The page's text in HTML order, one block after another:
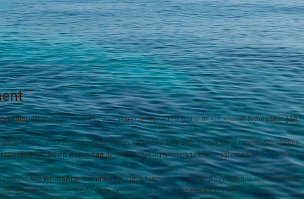
19 januari gaan wij weer met een groep surfgirls het water in. Dit keer in Scheveningen!
in dit weekend kiezen om te surfen. Om de condities het beste te kunnen voorspellen
bekend op welke dag de surfsessie is (zaterdag of zondag) en op welk tijdstip.
in onze WhatsApp-community. Wil je hiervan op de hoogte gehouden worden? In de
nieuwste info over de All Girls Surfsessies en andere evenementen.